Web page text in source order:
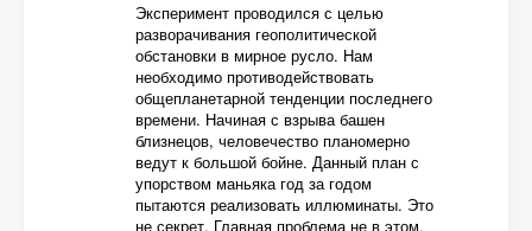
Эксперимент проводился с целью
разворачивания геополитической
обстановки в мирное русло. Нам
необходимо противодействовать
общепланетарной тенденции последнего
времени. Начиная с взрыва башен
близнецов, человечество планомерно
ведут к большой бойне. Данный план с
упорством маньяка год за годом
пытаются реализовать иллюминаты. Это
не секрет. Главная проблема не в этом.